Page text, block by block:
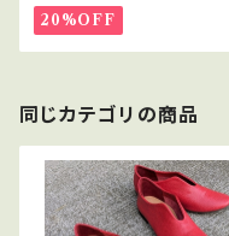
20%OFF
同じカテゴリの商品